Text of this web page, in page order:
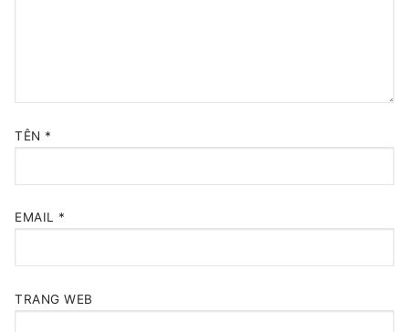
TÊN *
EMAIL *
TRANG WEB